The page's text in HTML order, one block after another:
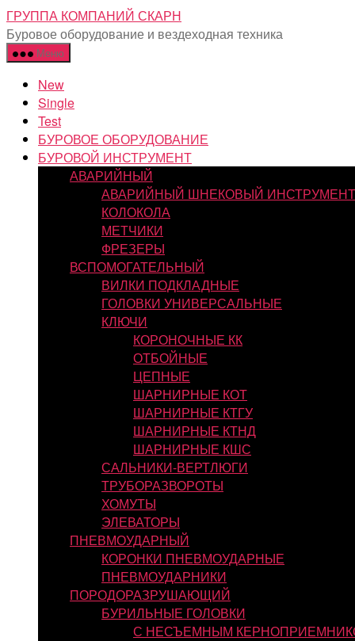
Перейти
к
содержимому
ГРУППА КОМПАНИЙ СКАРН
Буровое оборудование и вездеходная техника
Меню
New
Single
Test
БУРОВОЕ ОБОРУДОВАНИЕ
БУРОВОЙ ИНСТРУМЕНТ
АВАРИЙНЫЙ
АВАРИЙНЫЙ ШНЕКОВЫЙ ИНСТРУМЕНТ
КОЛОКОЛА
МЕТЧИКИ
ФРЕЗЕРЫ
ВСПОМОГАТЕЛЬНЫЙ
ВИЛКИ ПОДКЛАДНЫЕ
ГОЛОВКИ УНИВЕРСАЛЬНЫЕ
КЛЮЧИ
КОРОНОЧНЫЕ КК
ОТБОЙНЫЕ
ЦЕПНЫЕ
ШАРНИРНЫЕ КОТ
ШАРНИРНЫЕ КТГУ
ШАРНИРНЫЕ КТНД
ШАРНИРНЫЕ КШС
САЛЬНИКИ-ВЕРТЛЮГИ
ТРУБОРАЗВОРОТЫ
ХОМУТЫ
ЭЛЕВАТОРЫ
ПНЕВМОУДАРНЫЙ
КОРОНКИ ПНЕВМОУДАРНЫЕ
ПНЕВМОУДАРНИКИ
ПОРОДОРАЗРУШАЮЩИЙ
БУРИЛЬНЫЕ ГОЛОВКИ
С НЕСЪЕМНЫМ